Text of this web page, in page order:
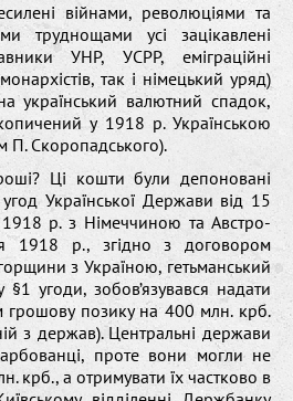
війнами, революціями та
труднощами усі зацікавлені
УНР, УСРР, еміграційні
так і німецький уряд)
український валютний спадок,
у 1918 р. Українською
П. Скоропадського).
Ці кошти були депоновані
Української Держави від 15
р. з Німеччиною та Австро-
1918 р., згідно з договором
з Україною, гетьманський
угоди, зобов’язувався надати
грошову позику на 400 млн. крб.
з держав). Центральні держави
проте вони могли не
крб., а отримувати їх частково в